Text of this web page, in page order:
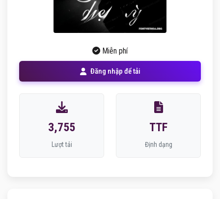
Miễn phí
Đăng nhập để tải
3,755
Lượt tải
TTF
Định dạng